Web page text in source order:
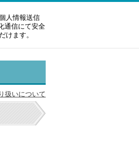
人情報送信
通信にて安全
けます。
扱いについて